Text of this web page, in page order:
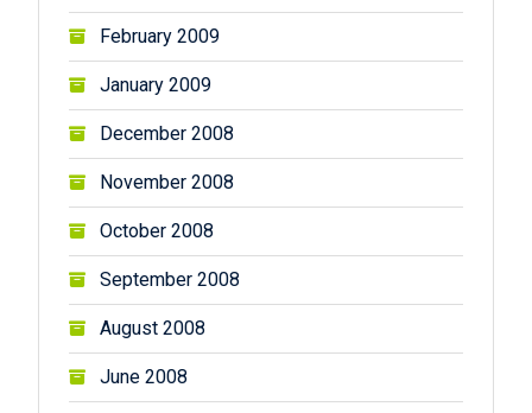
February 2009
January 2009
December 2008
November 2008
October 2008
September 2008
August 2008
June 2008